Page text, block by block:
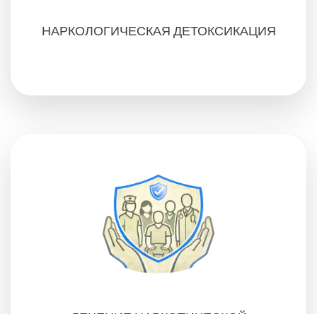
НАРКОЛОГИЧЕСКАЯ ДЕТОКСИКАЦИЯ